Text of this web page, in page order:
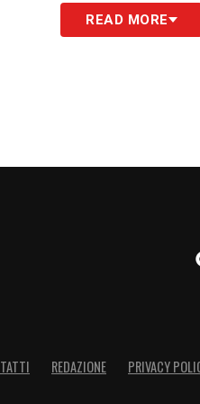
READ MORE
REDAZIONE PRIVACY